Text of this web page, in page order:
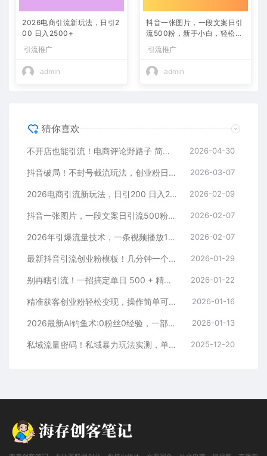
2026电商引流新玩法，日引2
00 日入2500+
引流推广
admin
抖音一张图片，一段文案日引
流500粉，新手小白，轻松上
引流推广
admin
猜你喜欢
不开店也能引流！电商评论野路子 简单粗暴 有手就能做 2026-04-30
抖音破局！不封号截流玩法，创业粉日涨 200 + 实操指南 2026-03-07
2026电商引流新玩法，日引200 日入2500+ 2026-02-09
抖音一张图片，一段文案日引流500粉，新手小白，轻松上手 2026-02-07
2026年引爆流量技术，一条视频播放100W＋，无脑发，小白轻松上手 2026-02-07
最新抖音引流创业粉模板！几分钟一个视频，非常暴力，小白直接可上手操作！ 2026-01-29
别再瞎引流！一招搞定单日 500 + 精准粉，微信直接爆仓 2026-01-22
精准获客创业粉轻松变现，操作简单可放大，单日轻松3000+ 2026-01-16
2026最新AI钓鱼术:0粉丝0经验，一部手机就能开启赚钱模式 2026-01-13
私域流量密码！私域暴力玩法实测，单日 500 + 精准粉直接加满 2025-12-20